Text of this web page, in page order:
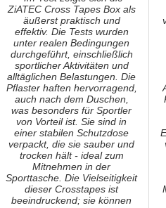
ZiATEC Cross Tapes Box als
äußerst praktisch und
effektiv. Die Tests wurden
unter realen Bedingungen
durchgeführt, einschließlich
sportlicher Aktivitäten und
alltäglichen Belastungen. Die
Pflaster haften hervorragend,
auch nach dem Duschen,
was besonders für Sportler
von Vorteil ist. Sie sind in
einer stabilen Schutzdose
verpackt, die sie sauber und
trocken hält - ideal zum
Mitnehmen in der
Sporttasche. Die Vielseitigkeit
dieser Crosstapes ist
beeindruckend; sie können